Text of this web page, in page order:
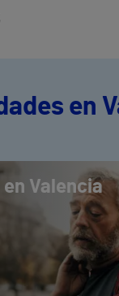
en
Valencia